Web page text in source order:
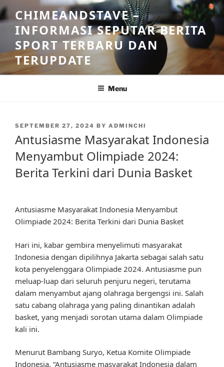
Skip
to
content
CHIMEANDSTAVE –
INFORMASI SEPUTAR BERITA
SPORT TERBARU DAN
TERUPDATE
Menu
POSTED
SEPTEMBER 27, 2024 BY ADMINCHI
Antusiasme Masyarakat Indonesia
Menyambut Olimpiade 2024:
Berita Terkini dari Dunia Basket
Antusiasme Masyarakat Indonesia Menyambut
Olimpiade 2024: Berita Terkini dari Dunia Basket
Hari ini, kabar gembira menyelimuti masyarakat
Indonesia dengan dipilihnya Jakarta sebagai salah satu
kota penyelenggara Olimpiade 2024. Antusiasme pun
meluap-luap dari seluruh penjuru negeri, terutama
dalam menyambut ajang olahraga bergengsi ini. Salah
satu cabang olahraga yang paling dinantikan adalah
basket, yang menjadi sorotan utama dalam Olimpiade
kali ini.
Menurut Bambang Suryo, Ketua Komite Olimpiade
Indonesia, “Antusiasme masyarakat Indonesia dalam